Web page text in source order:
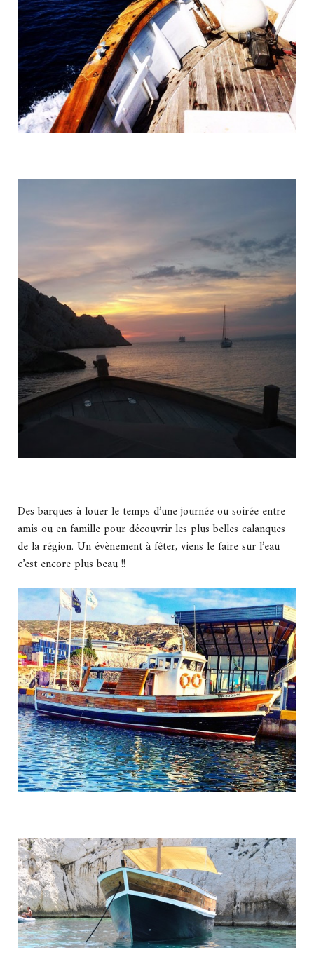
Des barques à louer le temps d’une journée ou soirée entre
amis ou en famille pour découvrir les plus belles calanques
de la région. Un évènement à fêter, viens le faire sur l’eau
c’est encore plus beau !!